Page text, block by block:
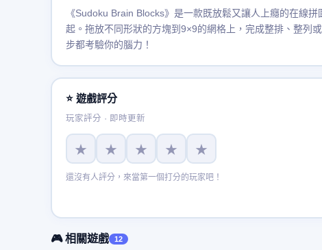
《Sudoku Brain Blocks》是一款既放鬆又讓人上癮的在線
起。拖放不同形狀的方塊到9×9的網格上，完成整排、整列
步都考驗你的腦力！
⭐ 遊戲評分
玩家評分 · 即時更新
★ ★ ★ ★ ★
還沒有人評分，來當第一個打分的玩家吧！
🎮 相關遊戲 12